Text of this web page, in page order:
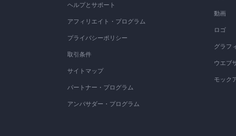
ヘルプとサポート
アフィリエイト・プログラム
プライバシーポリシー
取引条件
サイトマップ
パートナー・プログラム
アンバサダー・プログラム
動画
ロゴ
グラフ
ウエブ
モック